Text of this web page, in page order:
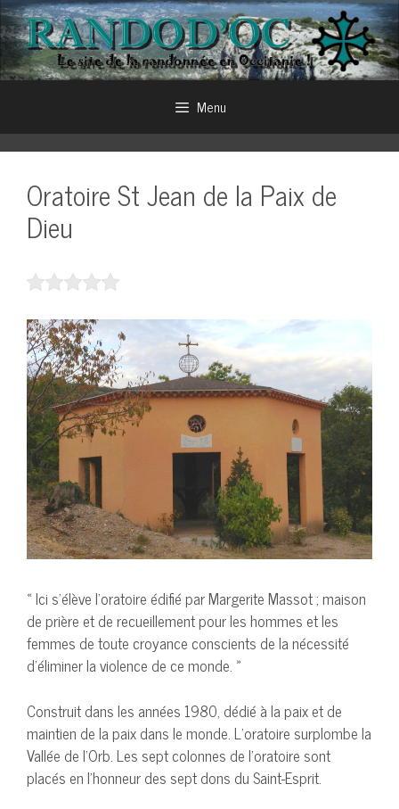
Aller
au
contenu
Menu
Oratoire St Jean de la Paix de
Dieu
« Ici s’élève l’oratoire édifié par Margerite Massot ; maison
de prière et de recueillement pour les hommes et les
femmes de toute croyance conscients de la nécessité
d’éliminer la violence de ce monde. »
Construit dans les années 1980, dédié à la paix et de
maintien de la paix dans le monde. L’oratoire surplombe la
Vallée de l’Orb. Les sept colonnes de l’oratoire sont
placés en l’honneur des sept dons du Saint-Esprit.